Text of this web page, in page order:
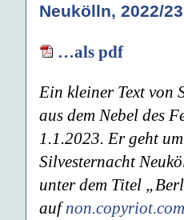
Neukölln, 2022/23
…als pdf
Ein kleiner Text von
aus dem Nebel des
1.1.2023. Er geht
Silvesternacht
unter dem Titel
aufnon.copyriot.com